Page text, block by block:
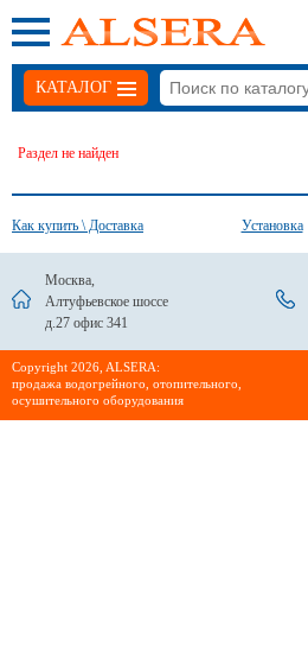
КАТАЛОГ
Раздел не найден
Как купить \ Доставка Установка
Москва,
Алтуфьевское шоссе
д.27 офис 341
Сopyright 2026, ALSERA:
продажа водогрейного, отопительного,
осушительного оборудования